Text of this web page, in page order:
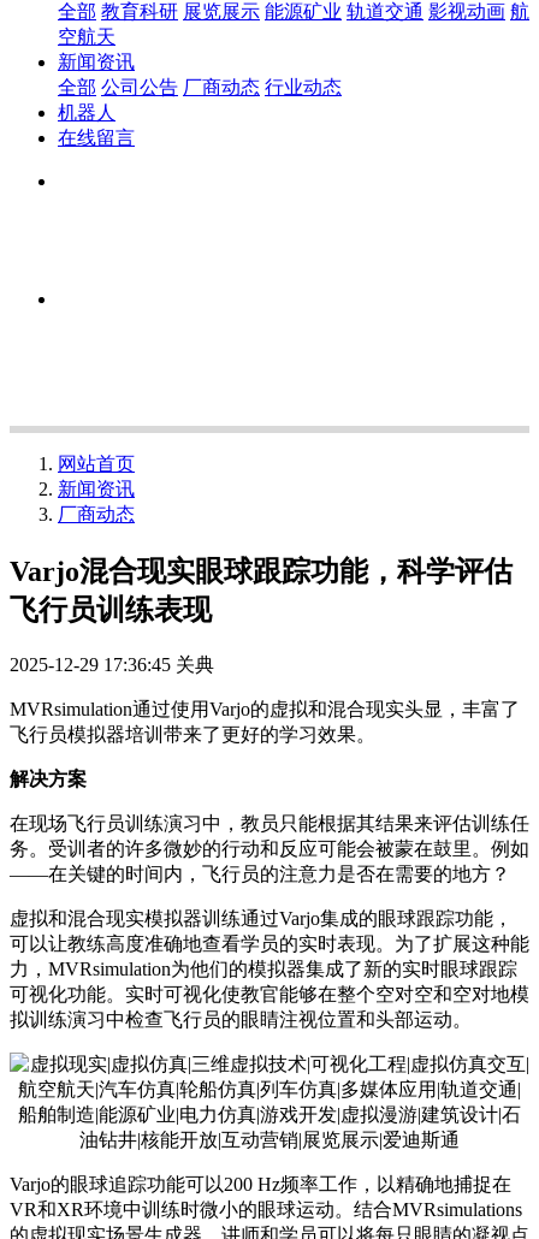
全部 教育科研 展览展示 能源矿业 轨道交通 影视动画 航
空航天
新闻资讯
全部 公司公告 厂商动态 行业动态
机器人
在线留言
网站首页
新闻资讯
厂商动态
Varjo混合现实眼球跟踪功能，科学评估
飞行员训练表现
2025-12-29 17:36:45 关典
MVRsimulation通过使用Varjo的虚拟和混合现实头显，丰富了
飞行员模拟器培训带来了更好的学习效果。
解决方案
在现场飞行员训练演习中，教员只能根据其结果来评估训练任
务。受训者的许多微妙的行动和反应可能会被蒙在鼓里。例如
——在关键的时间内，飞行员的注意力是否在需要的地方？
虚拟和混合现实模拟器训练通过Varjo集成的眼球跟踪功能，
可以让教练高度准确地查看学员的实时表现。为了扩展这种能
力，MVRsimulation为他们的模拟器集成了新的实时眼球跟踪
可视化功能。实时可视化使教官能够在整个空对空和空对地模
拟训练演习中检查飞行员的眼睛注视位置和头部运动。
Varjo的眼球追踪功能可以200 Hz频率工作，以精确地捕捉在
VR和XR环境中训练时微小的眼球运动。结合MVRsimulations
的虚拟现实场景生成器，讲师和学员可以将每只眼睛的凝视点